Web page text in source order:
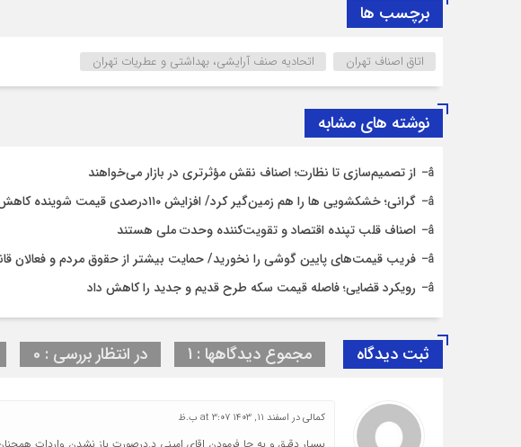
برچسب ها
اتاق اصناف تهران اتحادیه صنف آرایشی، بهداشتی و عطریات تهران
نوشته های مشابه
از تصمیم‌سازی تا نظارت؛ اصناف نقش مؤثرتری در بازار می‌خواهند
گرانی؛ خشکشویی‌ ها را هم زمین‌گیر کرد/ افزایش ۱۱۰درصدی قیمت شوینده کاهش۴۰درصدی تقاضا
اصناف قلب تپنده اقتصاد و تقویت‌کننده وحدت ملی هستند
فریب قیمت‌های پایین گوشی را نخورید/ حمایت بیشتر از حقوق مردم و فعالان
رویکرد قضایی؛ فاصله قیمت سکه طرح قدیم و جدید را کاهش داد
ثبت دیدگاه مجموع دیدگاهها : 1 در انتظار بررسی : 0
کمالیدر اسفند 11, 1403 at 3:07 ب.ظ